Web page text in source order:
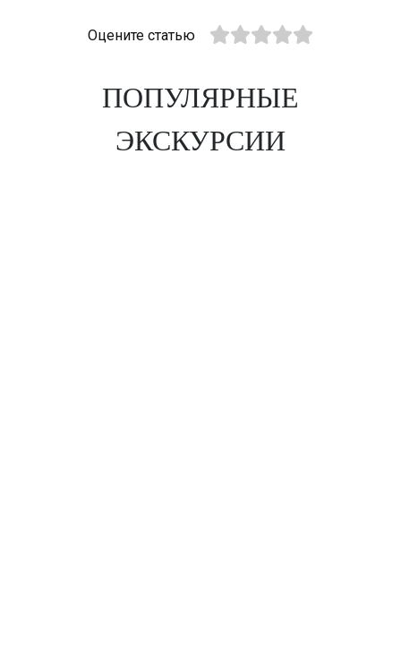
Оцените статью
ПОПУЛЯРНЫЕ
ЭКСКУРСИИ